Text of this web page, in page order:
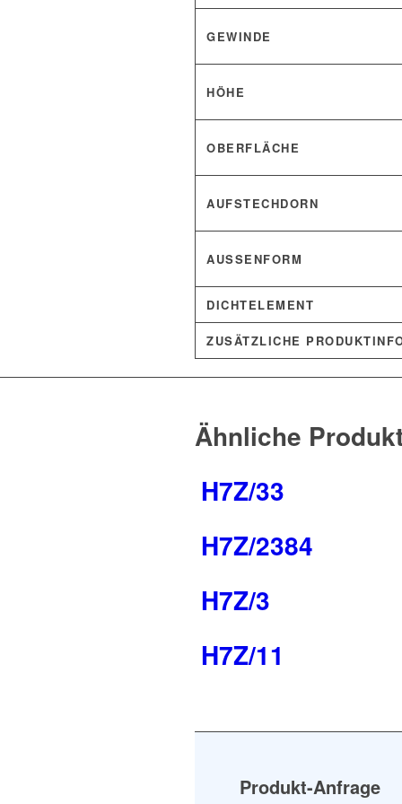
GEWINDE
HÖHE
OBERFLÄCHE
AUFSTECHDORN
AUSSENFORM
DICHTELEMENT
ZUSÄTZLICHE
Ähnliche
H7Z/33
H7Z/2384
H7Z/3
H7Z/11
Produkt-Anfrage